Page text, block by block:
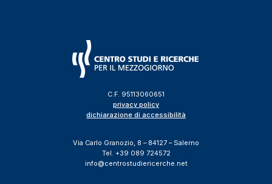
C.F. 95113060651
privacy policy
dichiarazione di accessibilità
Via Carlo Granozio, 8 – 84127 – Salerno
Tel. +39 089 724572
info@centrostudiericerche.net